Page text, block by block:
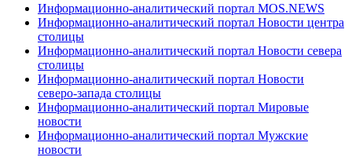
Информационно-аналитический портал MOS.NEWS
Информационно-аналитический портал Новости центра
столицы
Информационно-аналитический портал Новости севера
столицы
Информационно-аналитический портал Новости
северо-запада столицы
Информационно-аналитический портал Мировые
новости
Информационно-аналитический портал Мужские
новости